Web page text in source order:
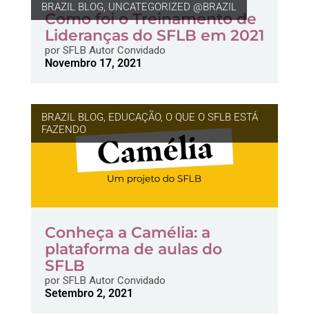
BRAZIL BLOG, UNCATEGORIZED @BRAZIL
Como foi o Treinamento de
Lideranças do SFLB em 2021
porSFLB Autor Convidado
Novembro 17, 2021
BRAZIL BLOG, EDUCAÇÃO, O QUE O SFLB ESTÁ
FAZENDO
Conheça a Camélia: a
plataforma de aulas do
SFLB
porSFLB Autor Convidado
Setembro 2, 2021